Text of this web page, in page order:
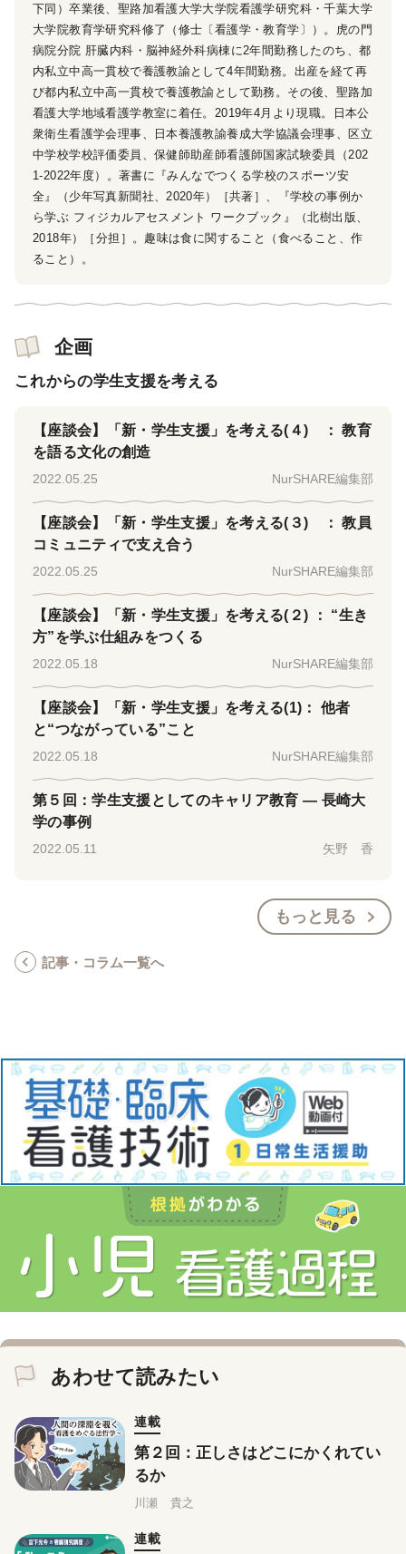
下同）卒業後、聖路加看護大学大学院看護学研究科・千葉大学
大学院教育学研究科修了（修士〔看護学・教育学〕）。虎の門
病院分院 肝臓内科・脳神経外科病棟に2年間勤務したのち、都
内私立中高一貫校で養護教諭として4年間勤務。出産を経て再
び都内私立中高一貫校で養護教諭として勤務。その後、聖路加
看護大学地域看護学教室に着任。2019年4月より現職。日本公
衆衛生看護学会理事、日本養護教諭養成大学協議会理事、区立
中学校学校評価委員、保健師助産師看護師国家試験委員（202
1-2022年度）。著書に『みんなでつくる学校のスポーツ安
全』（少年写真新聞社、2020年）［共著］、『学校の事例か
ら学ぶ フィジカルアセスメント ワークブック』（北樹出版、
2018年）［分担］。趣味は食に関すること（食べること、作
ること）。
企画
これからの学生支援を考える
【座談会】「新・学生支援」を考える(４) ： 教育
を語る文化の創造
2022.05.25 NurSHARE編集部
【座談会】「新・学生支援」を考える(３) ： 教員
コミュニティで支え合う
2022.05.25 NurSHARE編集部
【座談会】「新・学生支援」を考える(２) ： “生き
方”を学ぶ仕組みをつくる
2022.05.18 NurSHARE編集部
【座談会】「新・学生支援」を考える(1)： 他者
と“つながっている”こと
2022.05.18 NurSHARE編集部
第５回：学生支援としてのキャリア教育 ― 長崎大
学の事例
2022.05.11 矢野 香
もっと見る
記事・コラム一覧へ
あわせて読みたい
連載
第２回：正しさはどこにかくれてい
るか
川瀬 貴之
連載